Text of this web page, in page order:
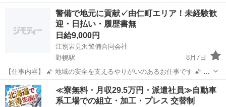
仕事内容 送迎 給与・手当 <給与> 時給1,075〜1,200円 <手当> 交通費
支給:実費(上限あり) 交通費支給月額:10,000円 <賞与> 賞与あり 合...
アルバイト・パート
警備で地元に貢献✓由仁町エリア！未経験歓
迎・日払い・履歴書無
日給9,000円
江別岩見沢警備合同会社
野幌駅
8月7日
【仕事内容】 🌠 地域の安全を支えるやりがいのあるお仕事です 🌠 ※
屋外での立ち仕事が中心となりますが、無理のない配置・こまめな休
憩を徹底しています。 江別岩見沢警備合同会社は、江別市・岩見沢市
を中心に、由仁町...
北海道 江別市 野幌駅 その他 スタッフ
≪寮無料・月収29.5万円・派遣社員≫自動車
系工場での組立・加工・プレス 交替制